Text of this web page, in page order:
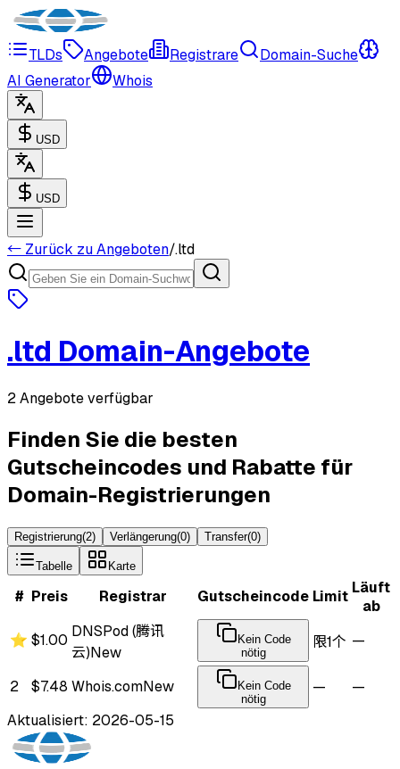
TLDs Angebote Registrare
Domain-Suche
AI Generator
Whois
USD
USD
← Zurück zu Angeboten/.ltd
.ltd Domain-Angebote
2 Angebote verfügbar
Finden Sie die besten
Gutscheincodes und Rabatte für
Domain-Registrierungen
Registrierung(2) Verlängerung(0) Transfer(0)
Tabelle Karte
# Preis Registrar Gutscheincode Limit Läuft
ab
⭐ $1.00 DNSPod (腾讯
云)New
Kein Code
nötig
限1个 —
2 $7.48 Whois.comNew
Kein Code
nötig
—
—
Aktualisiert: 2026-05-15